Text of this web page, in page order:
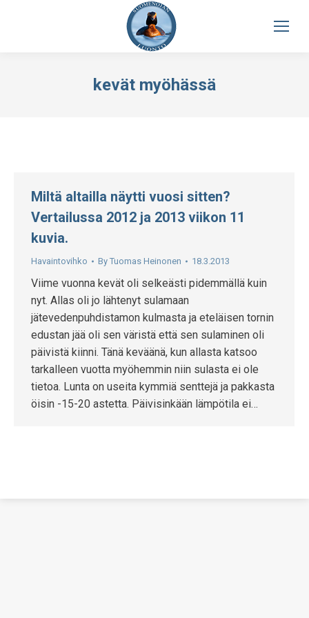
kevät myöhässä
Miltä altailla näytti vuosi sitten?
Vertailussa 2012 ja 2013 viikon 11
kuvia.
Havaintovihko By Tuomas Heinonen 18.3.2013
Viime vuonna kevät oli selkeästi pidemmällä kuin
nyt. Allas oli jo lähtenyt sulamaan
jätevedenpuhdistamon kulmasta ja eteläisen tornin
edustan jää oli sen väristä että sen sulaminen oli
päivistä kiinni. Tänä keväänä, kun allasta katsoo
tarkalleen vuotta myöhemmin niin sulasta ei ole
tietoa. Lunta on useita kymmiä senttejä ja pakkasta
öisin -15-20 astetta. Päivisinkään lämpötila ei…